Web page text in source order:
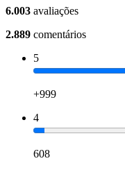
6.003 avaliações
2.889 comentários
5
+999
4
608